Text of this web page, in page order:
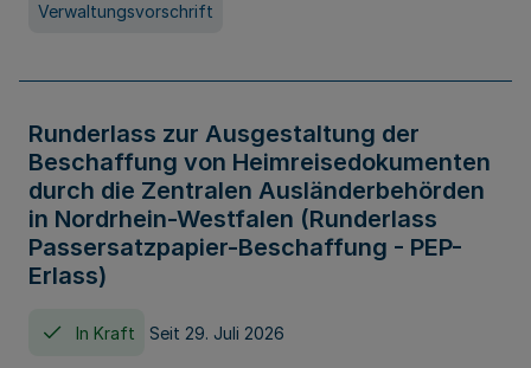
Verwaltungsvorschrift
Runderlass zur Ausgestaltung der
Beschaffung von Heimreisedokumenten
durch die Zentralen Ausländerbehörden
in Nordrhein-Westfalen (Runderlass
Passersatzpapier-Beschaffung - PEP-
Erlass)
In Kraft Seit 29. Juli 2026